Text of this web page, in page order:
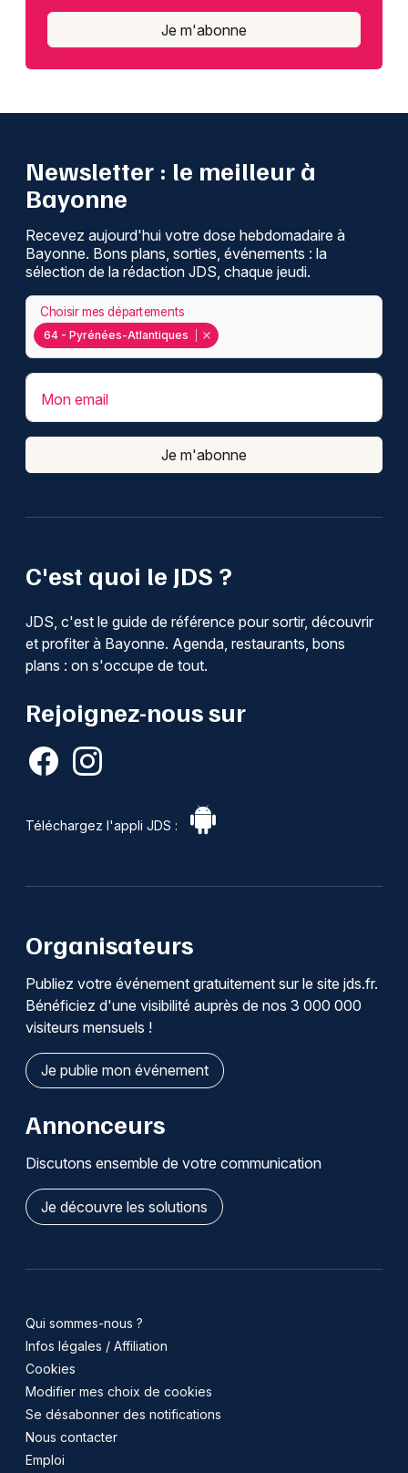
Je m'abonne
C'est quoi le JDS ?
JDS, c'est le guide de référence pour sortir, découvrir
et profiter à Bayonne. Agenda, restaurants, bons
plans : on s'occupe de tout.
Rejoignez-nous sur
Téléchargez l'appli JDS :
Newsletter : le meilleur à
Bayonne
Recevez aujourd'hui votre dose hebdomadaire à
Bayonne. Bons plans, sorties, événements : la
sélection de la rédaction JDS, chaque jeudi.
64 - Pyrénées-Atlantiques
Choisir mes départements
Mon email
Je m'abonne
Organisateurs
Publiez votre événement gratuitement sur le site jds.fr.
Bénéficiez d'une visibilité auprès de nos 3 000 000
visiteurs mensuels !
Je publie mon événement
Annonceurs
Discutons ensemble de votre communication
Je découvre les solutions
Qui sommes-nous ?
Infos légales / Affiliation
Cookies
Modifier mes choix de cookies
Se désabonner des notifications
Nous contacter
Emploi